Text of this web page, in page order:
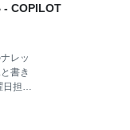
ればとおもいます） ま
ちがどういう思想でこ
ログではお伝えできれ
理由 イベント登壇の告
- COPILOT
レッ
書き
日担当
プロ